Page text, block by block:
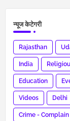
न्यूज केटेगरी
Rajasthan
India
Education
Videos Delhi
Crime -